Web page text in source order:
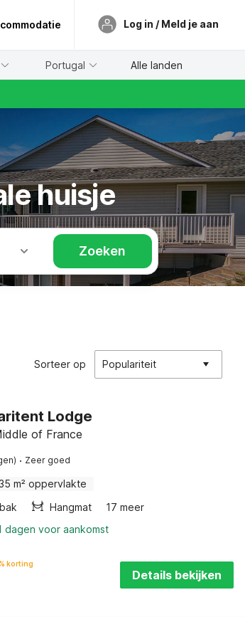
Log in / Meld je aan
Portugal Alle landen
huisje
Zoeken
Sorteer op Populariteit
Lodge
of France
· Zeer goed
m² oppervlakte
Hangmat
17 meer
dagen voor aankomst
korting
Details bekijken